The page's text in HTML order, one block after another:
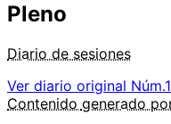
Pleno
Diario de sesiones
Ver diario original
Contenido generado